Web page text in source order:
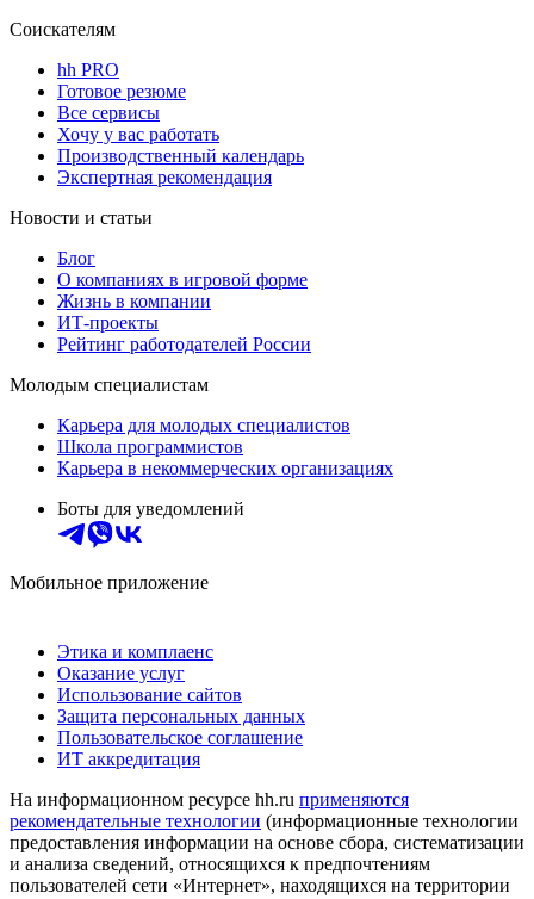
Соискателям
hh PRO
Готовое резюме
Все сервисы
Хочу у вас работать
Производственный календарь
Экспертная рекомендация
Новости и статьи
Блог
О компаниях в игровой форме
Жизнь в компании
ИТ-проекты
Рейтинг работодателей России
Молодым специалистам
Карьера для молодых специалистов
Школа программистов
Карьера в некоммерческих организациях
Боты для уведомлений
Мобильное приложение
Этика и комплаенс
Оказание услуг
Использование сайтов
Защита персональных данных
Пользовательское соглашение
ИТ аккредитация
На информационном ресурсе hh.ru применяются
рекомендательные технологии (информационные технологии
предоставления информации на основе сбора, систематизации
и анализа сведений, относящихся к предпочтениям
пользователей сети «Интернет», находящихся на территории